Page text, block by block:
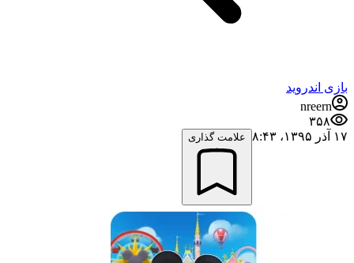
بازی اندروید
nreern
۳۵۸
۱۷ آذر ۱۳۹۵،‏ ۸:۴۳
علامت گذاری